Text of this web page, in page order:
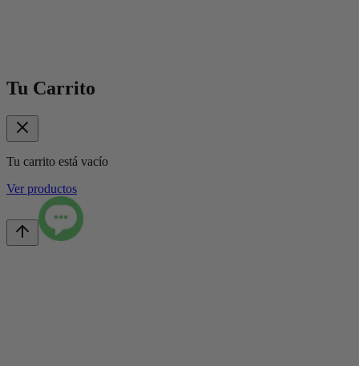
Tu Carrito
Tu carrito está vacío
Ver productos